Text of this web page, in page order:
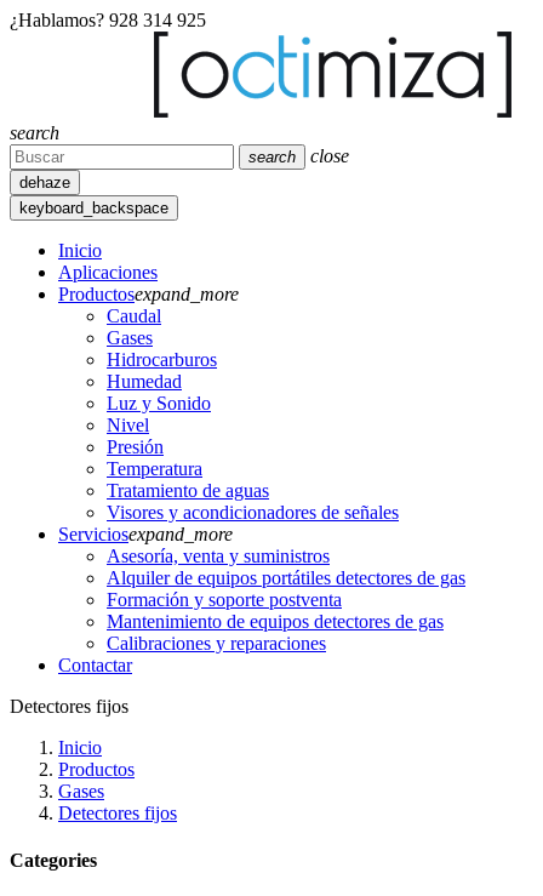
¿Hablamos? 928 314 925
search
search close
dehaze
keyboard_backspace
Inicio
Aplicaciones
Productosexpand_more
Caudal
Gases
Hidrocarburos
Humedad
Luz y Sonido
Nivel
Presión
Temperatura
Tratamiento de aguas
Visores y acondicionadores de señales
Serviciosexpand_more
Asesoría, venta y suministros
Alquiler de equipos portátiles detectores de gas
Formación y soporte postventa
Mantenimiento de equipos detectores de gas
Calibraciones y reparaciones
Contactar
Detectores fijos
Inicio
Productos
Gases
Detectores fijos
Categories